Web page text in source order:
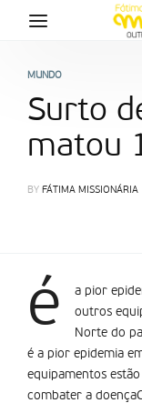
MUNDO
Surto
matou
BY FÁTIMA MISSIONÁRIA
é
a pior
outros
Norte do
é a pior epidemia
equipamentos
combater a